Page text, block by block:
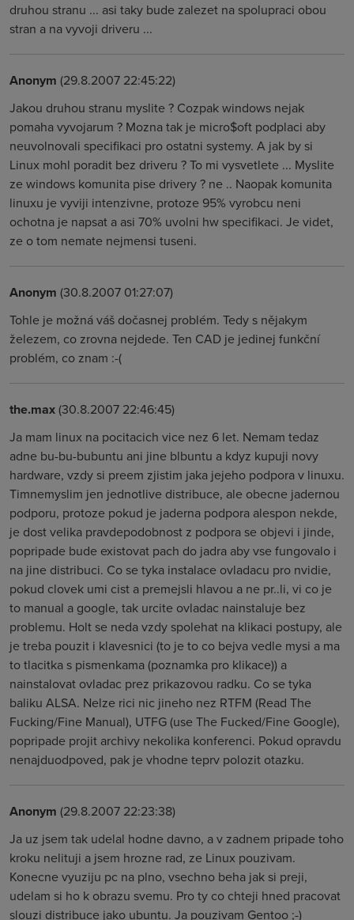
druhou stranu ... asi taky bude zalezet na spolupraci obou
stran a na vyvoji driveru ...
Anonym (29.8.2007 22:45:22)
Jakou druhou stranu myslite ? Cozpak windows nejak
pomaha vyvojarum ? Mozna tak je micro$oft podplaci aby
neuvolnovali specifikaci pro ostatni systemy. A jak by si
Linux mohl poradit bez driveru ? To mi vysvetlete ... Myslite
ze windows komunita pise drivery ? ne .. Naopak komunita
linuxu je vyviji intenzivne, protoze 95% vyrobcu neni
ochotna je napsat a asi 70% uvolni hw specifikaci. Je videt,
ze o tom nemate nejmensi tuseni.
Anonym (30.8.2007 01:27:07)
Tohle je možná váš dočasnej problém. Tedy s nějakym
železem, co zrovna nejdede. Ten CAD je jedinej funkční
problém, co znam :-(
the.max(30.8.2007 22:46:45)
Ja mam linux na pocitacich vice nez 6 let. Nemam tedaz
adne bu-bu-bubuntu ani jine blbuntu a kdyz kupuji novy
hardware, vzdy si preem zjistim jaka jejeho podpora v linuxu.
Timnemyslim jen jednotlive distribuce, ale obecne jadernou
podporu, protoze pokud je jaderna podpora alespon nekde,
je dost velika pravdepodobnost z podpora se objevi i jinde,
popripade bude existovat pach do jadra aby vse fungovalo i
na jine distribuci. Co se tyka instalace ovladacu pro nvidie,
pokud clovek umi cist a premejsli hlavou a ne pr..li, vi co je
to manual a google, tak urcite ovladac nainstaluje bez
problemu. Holt se neda vzdy spolehat na klikaci postupy, ale
je treba pouzit i klavesnici (to je to co bejva vedle mysi a ma
to tlacitka s pismenkama (poznamka pro klikace)) a
nainstalovat ovladac prez prikazovou radku. Co se tyka
baliku ALSA. Nelze rici nic jineho nez RTFM (Read The
Fucking/Fine Manual), UTFG (use The Fucked/Fine Google),
popripade projit archivy nekolika konferenci. Pokud opravdu
nenajduodpoved, pak je vhodne teprv polozit otazku.
Anonym (29.8.2007 22:23:38)
Ja uz jsem tak udelal hodne davno, a v zadnem pripade toho
kroku nelituji a jsem hrozne rad, ze Linux pouzivam.
Konecne vyuziju pc na plno, vsechno beha jak si preji,
udelam si ho k obrazu svemu. Pro ty co chteji hned pracovat
slouzi distribuce jako ubuntu. Ja pouzivam Gentoo ;-)